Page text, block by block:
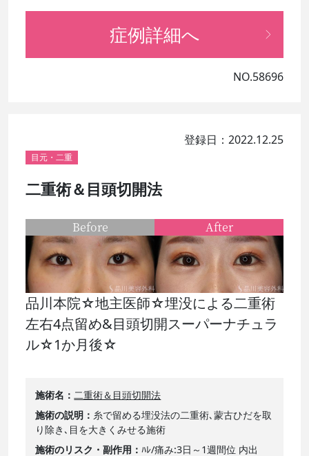
症例詳細へ
NO.58696
登録日：2022.12.25
目元・二重
二重術＆目頭切開法
品川本院☆地主医師☆埋没による二重術
左右4点留め&目頭切開スーパーナチュラ
ル☆1か月後☆
施術名
二重術＆目頭切開法
施術の説明
糸で留める埋没法の二重術､蒙古ひだを取
り除き､目を大きくみせる施術
施術のリスク・副作用
ﾊﾚ/痛み:3日～1週間位 内出
Before After